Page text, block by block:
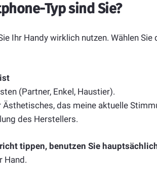
Typ sind Sie?
Ihr Handy wirklich nutzen. Wählen
(Partner, Enkel, Haustier).
das meine aktuelle
des Herstellers.
tippen, benutzen Sie
Hand.